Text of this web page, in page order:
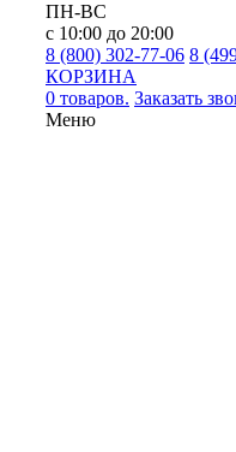
ПН-ВС
с 10:00 до 20:00
8 (800) 302-77-06 8
КОРЗИНА
0 товаров. Заказать
Меню